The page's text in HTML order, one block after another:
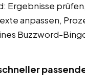
Ergebnisse
anpassen,
Buzzword-